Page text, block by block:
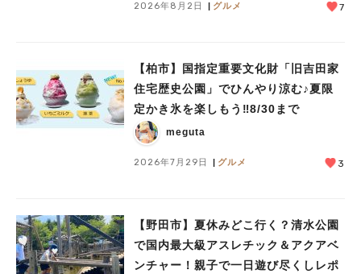
2026年8月2日 グルメ 7
【柏市】国指定重要文化財「旧吉田家
住宅歴史公園」でひんやり涼む♪夏限
定かき氷を楽しもう‼︎8/30まで
meguta
2026年7月29日 グルメ 3
【野田市】夏休みどこ行く？清水公園
で国内最大級アスレチック＆アクアベ
ンチャー！親子で一日遊び尽くしレポ